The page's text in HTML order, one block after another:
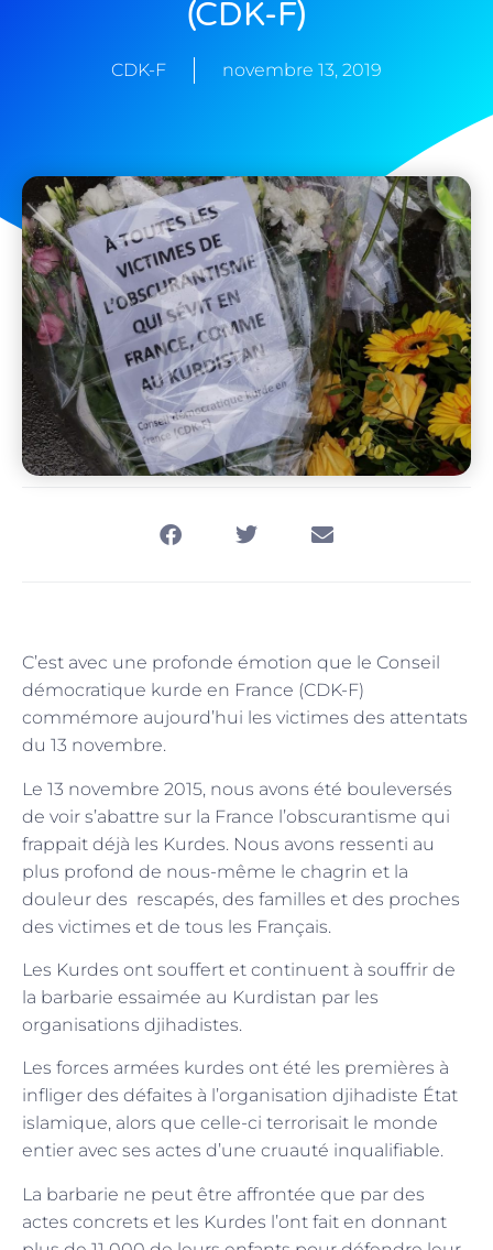
(CDK-F)
CDK-F novembre 13, 2019
C’est avec une profonde émotion que le Conseil
démocratique kurde en France (CDK-F)
commémore aujourd’hui les victimes des attentats
du 13 novembre.
Le 13 novembre 2015, nous avons été bouleversés
de voir s’abattre sur la France l’obscurantisme qui
frappait déjà les Kurdes. Nous avons ressenti au
plus profond de nous-même le chagrin et la
douleur des rescapés, des familles et des proches
des victimes et de tous les Français.
Les Kurdes ont souffert et continuent à souffrir de
la barbarie essaimée au Kurdistan par les
organisations djihadistes.
Les forces armées kurdes ont été les premières à
infliger des défaites à l’organisation djihadiste État
islamique, alors que celle-ci terrorisait le monde
entier avec ses actes d’une cruauté inqualifiable.
La barbarie ne peut être affrontée que par des
actes concrets et les Kurdes l’ont fait en donnant